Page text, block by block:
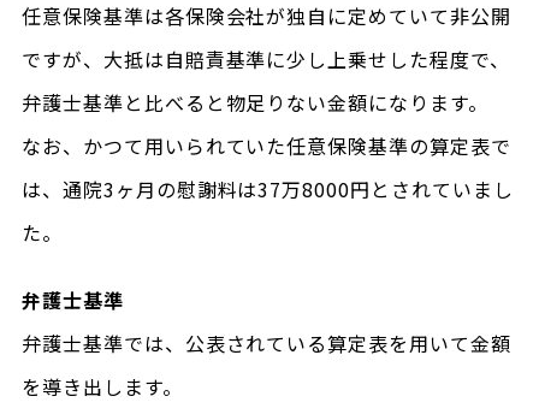
任意保険基準は各保険会社が独自に定めていて非公開
ですが、大抵は自賠責基準に少し上乗せした程度で、
弁護士基準と比べると物足りない金額になります。
なお、かつて用いられていた任意保険基準の算定表で
は、通院3ヶ月の慰謝料は37万8000円とされていまし
た。
弁護士基準
弁護士基準では、公表されている算定表を用いて金額
を導き出します。